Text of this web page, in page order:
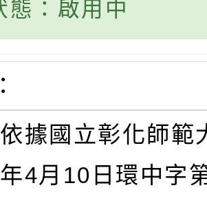
態：啟用中
依據國立彰化師範
年4月10日環中字